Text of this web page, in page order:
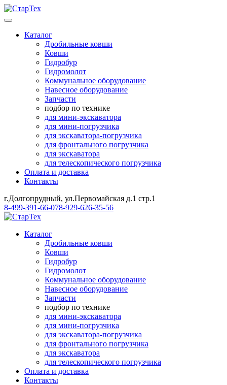
Каталог
Дробильные ковши
Ковши
Гидробур
Гидромолот
Коммунальное оборудование
Навесное оборудование
Запчасти
подбор по технике
для мини-экскаватора
для мини-погрузчика
для экскаватора-погрузчика
для фронтального погрузчика
для экскаватора
для телескопического погрузчика
Оплата и доставка
Контакты
г.Долгопрудный, ул.Первомайская д.1 стр.1
8-499-391-66-078-929-626-35-56
Каталог
Дробильные ковши
Ковши
Гидробур
Гидромолот
Коммунальное оборудование
Навесное оборудование
Запчасти
подбор по технике
для мини-экскаватора
для мини-погрузчика
для экскаватора-погрузчика
для фронтального погрузчика
для экскаватора
для телескопического погрузчика
Оплата и доставка
Контакты